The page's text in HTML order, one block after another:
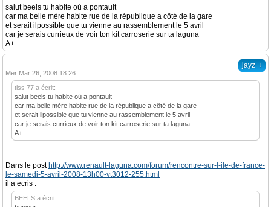
salut beels tu habite où a pontault
car ma belle mère habite rue de la république a côté de la gare
et serait ilpossible que tu vienne au rassemblement le 5 avril
car je serais currieux de voir ton kit carroserie sur ta laguna
A+
jayz ↓
Mer Mar 26, 2008 18:26
tiss 77 a écrit:
salut beels tu habite où a pontault
car ma belle mère habite rue de la république a côté de la gare
et serait ilpossible que tu vienne au rassemblement le 5 avril
car je serais currieux de voir ton kit carroserie sur ta laguna
A+
Dans le post http://www.renault-laguna.com/forum/rencontre-sur-l-ile-de-france-
le-samedi-5-avril-2008-13h00-vt3012-255.html
il a ecris :
BEELS a écrit: